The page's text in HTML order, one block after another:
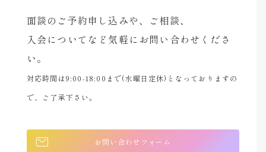
面談のご予約申し込みや、ご相談、
入会についてなど気軽にお問い合わせくださ
い。
対応時間は9:00-18:00まで(水曜日定休)となっておりますの
で、ご了承下さい。
お問い合わせフォーム